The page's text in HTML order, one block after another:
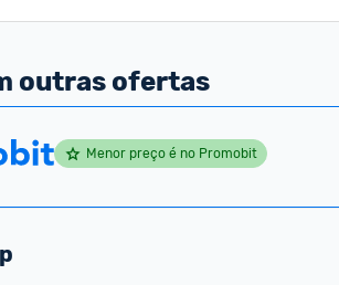
outras ofertas
Menor preço é no Promobit